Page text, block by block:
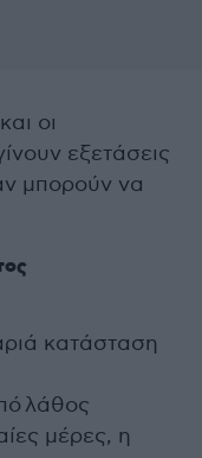
οι
εξετάσεις
μπορούν να
κατάσταση
λάθος
μέρες, η